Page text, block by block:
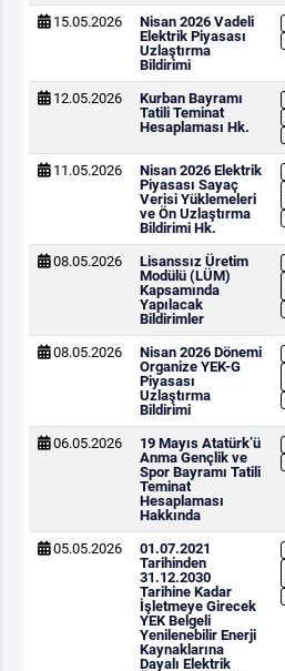
15.05.2026
Nisan 2026 Vadeli
Elektrik Piyasası
Uzlaştırma
Bildirimi
12.05.2026
Kurban Bayramı
Tatili Teminat
Hesaplaması Hk.
11.05.2026
Nisan 2026 Elektrik
Piyasası Sayaç
Verisi Yüklemeleri
ve Ön Uzlaştırma
Bildirimi Hk.
08.05.2026
Lisanssız Üretim
Modülü (LÜM)
Kapsamında
Yapılacak
Bildirimler
08.05.2026
Nisan 2026 Dönemi
Organize YEK-G
Piyasası
Uzlaştırma
Bildirimi
06.05.2026
19 Mayıs Atatürk’ü
Anma Gençlik ve
Spor Bayramı Tatili
Teminat
Hesaplaması
Hakkında
05.05.2026
01.07.2021
Tarihinden
31.12.2030
Tarihine Kadar
İşletmeye Girecek
YEK Belgeli
Yenilenebilir Enerji
Kaynaklarına
Dayalı Elektrik